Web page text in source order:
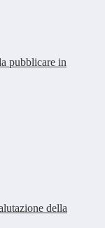
pubblicare in
della